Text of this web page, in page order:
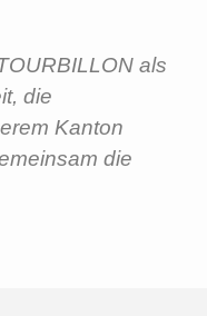
als
die
Kanton
die